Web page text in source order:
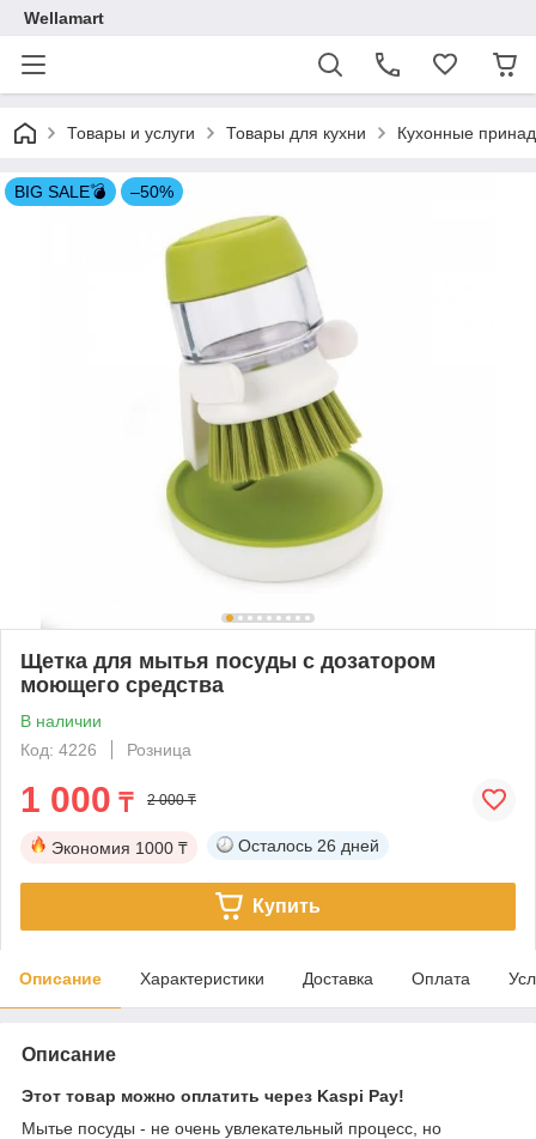
Wellamart
Товары и услуги Товары для кухни Кухонные
BIG SALE💣 –50%
Щетка для мытья посуды с дозатором
моющего средства
В наличии
Код: 4226
Розница
1 000 ₸ 2 000 ₸
Экономия 1000 ₸ Осталось 26 дней
Купить
Описание Характеристики Доставка Оплата
Описание
Этот товар можно оплатить через Kaspi Pay!
Мытье посуды - не очень увлекательный процесс, но